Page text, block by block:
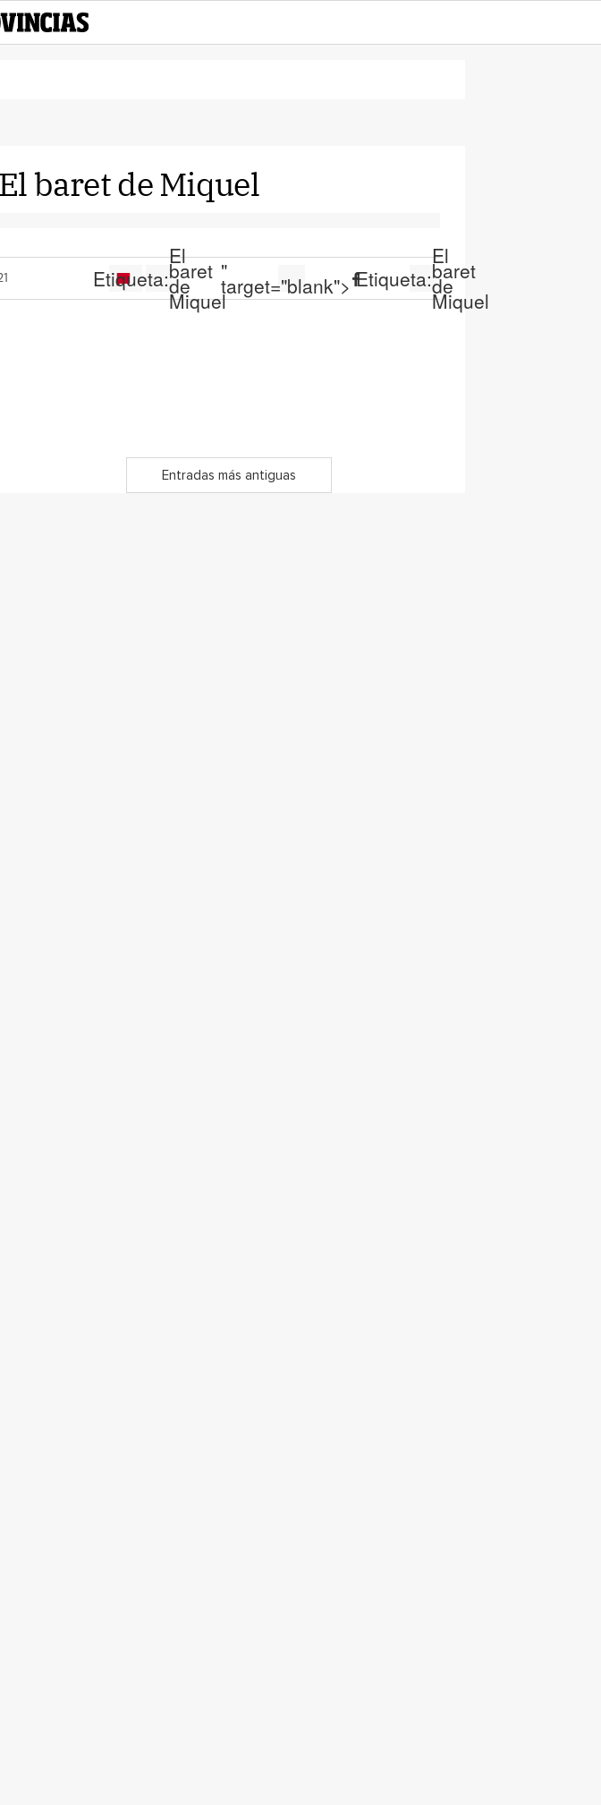
El baret de Miquel
Etiqueta:
El
baret
de
Miquel
"
target="blank"> Etiqueta:
El
baret
de
Miquel
Entradas más antiguas